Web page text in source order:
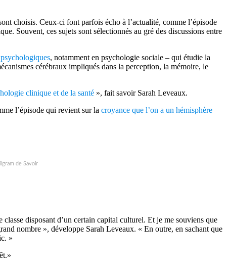
choisis. Ceux-ci font parfois écho à l’actualité, comme l’épisode
Souvent, ces sujets sont sélectionnés au gré des discussions entre
, notamment en psychologie sociale – qui étudie la
cérébraux impliqués dans la perception, la mémoire, le
clinique et de la santé », fait savoir Sarah Leveaux.
l’épisode qui revient sur la croyance que l’on a un hémisphère
de Savoir
disposant d’un certain capital culturel. Et je me souviens que
nombre », développe Sarah Leveaux. « En outre, en sachant que
»